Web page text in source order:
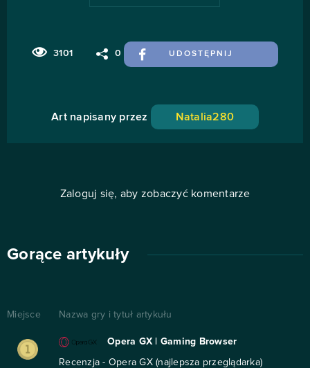
3101 0 UDOSTĘPNIJ
Art napisany przez Natalia280
Zaloguj się, aby zobaczyć komentarze
Gorące artykuły
Miejsce Nazwa gry i tytuł artykułu
Opera GX | Gaming Browser
Recenzja - Opera GX (najlepsza przeglądarka)